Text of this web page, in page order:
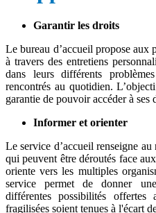
Garantir les droits
Le bureau d’accueil propose aux
à travers des entretiens
dans leurs différents
rencontrés au quotidien.
garantie de pouvoir accéder à ses
Informer et orienter
Le service d’accueil renseigne
qui peuvent être déroutés face
oriente vers les multiples
service permet de donner
différentes possibilités
fragilisées soient tenues à l'écart